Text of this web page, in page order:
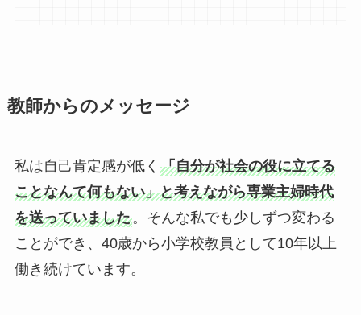
教師からのメッセージ
私は自己肯定感が低く 「自分が社会の役に立てる
ことなんて何もない」と考えながら専業主婦時代
を送っていました。そんな私でも少しずつ変わる
ことができ、40歳から小学校教員として10年以上
働き続けています。